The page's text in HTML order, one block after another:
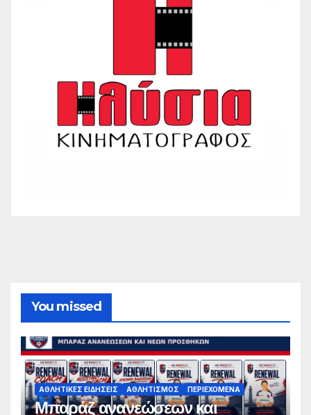
You missed
ΑΘΛΗΤΙΚΈΣ ΕΙΔΉΣΕΙΣ ΑΘΛΗΤΙΣΜΌΣ ΠΕΡΙΕΧΌΜΕΝΑ
Μπαράζ ανανεώσεων και